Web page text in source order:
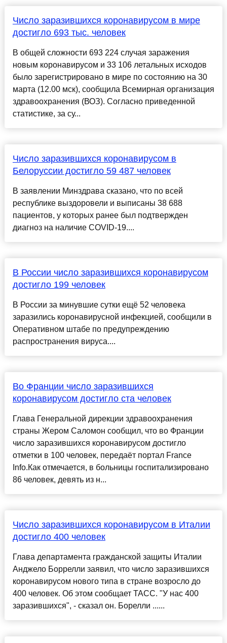
Число заразившихся коронавирусом в мире
достигло 693 тыс. человек
В общей сложности 693 224 случая заражения
новым коронавирусом и 33 106 летальных исходов
было зарегистрировано в мире по состоянию на 30
марта (12.00 мск), сообщила Всемирная организация
здравоохранения (ВОЗ). Согласно приведенной
статистике, за су...
Число заразившихся коронавирусом в
Белоруссии достигло 59 487 человек
В заявлении Минздрава сказано, что по всей
республике выздоровели и выписаны 38 688
пациентов, у которых ранее был подтвержден
диагноз на наличие COVID-19....
В России число заразившихся коронавирусом
достигло 199 человек
В России за минувшие сутки ещё 52 человека
заразились коронавирусной инфекцией, сообщили в
Оперативном штабе по предупреждению
распространения вируса....
Во Франции число заразившихся
коронавирусом достигло ста человек
Глава Генеральной дирекции здравоохранения
страны Жером Саломон сообщил, что во Франции
число заразившихся коронавирусом достигло
отметки в 100 человек, передаёт портал France
Info.Как отмечается, в больницы госпитализировано
86 человек, девять из н...
Число заразившихся коронавирусом в Италии
достигло 400 человек
Глава департамента гражданской защиты Италии
Анджело Боррелли заявил, что число заразившихся
коронавирусом нового типа в стране возросло до
400 человек. Об этом сообщает ТАСС. "У нас 400
заразившихся", - сказал он. Борелли ......